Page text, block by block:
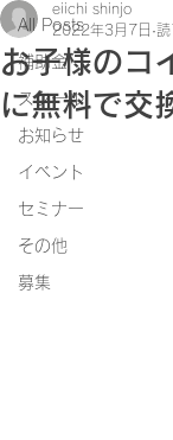
All Posts
補助金
スクール
お知らせ
イベント
セミナー
その他
募集
お子様のコ
に無料で交
eiichi shinjo
2022年3月7日